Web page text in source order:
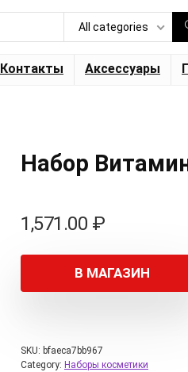
All categories
Контакты Аксессуары
Набор
1,571.00 ₽
В МАГАЗИН
SKU: bfaeca7bb967
Category: Наборы косметики